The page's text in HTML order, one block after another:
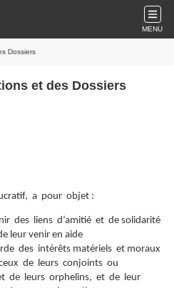
MENU
Dossiers
et des Dossiers
a pour objet :
des liens d’amitié et de solidarité
leur venir en aide
des intérêts matériels et moraux
de leurs conjoints ou
de leurs orphelins, et de leur